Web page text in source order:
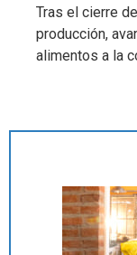
Tras el cierre
producción,
alimentos a la